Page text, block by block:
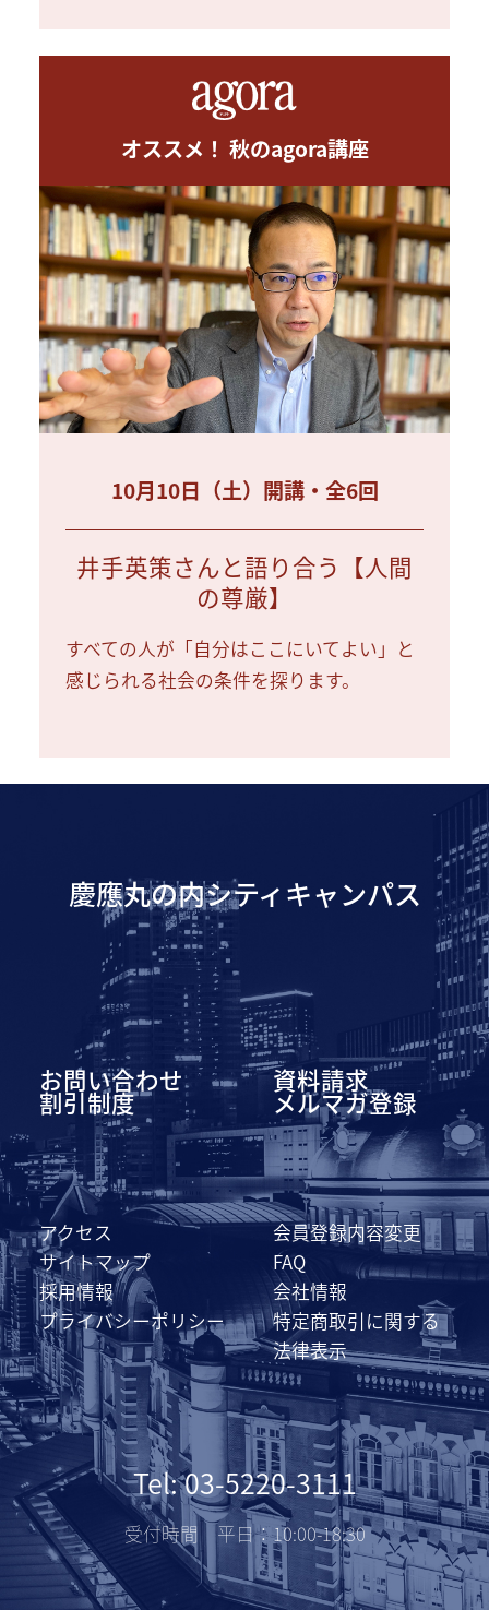
オススメ！ 秋のagora講座
10月10日（土）開講・全6回
井手英策さんと語り合う【人間
の尊厳】
すべての人が「自分はここにいてよい」と
感じられる社会の条件を探ります。
慶應丸の内シティキャンパス
お問い合わせ 資料請求
割引制度 メルマガ登録
アクセス
会員登録内容変更
サイトマップ
FAQ
採用情報
会社情報
プライバシーポリシー
特定商取引に関する
法律表示
Tel: 03-5220-3111
受付時間 平日：10:00-18:30